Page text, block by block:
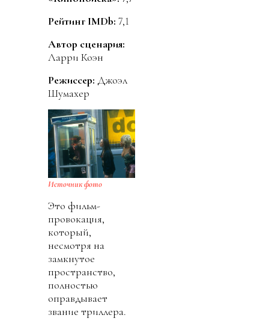
Рейтинг IMDb: 7,1
Автор сценария:
Ларри Коэн
Режиссер: Джоэл
Шумахер
Источник фото
Это фильм-
провокация,
который,
несмотря на
замкнутое
пространство,
полностью
оправдывает
звание триллера.